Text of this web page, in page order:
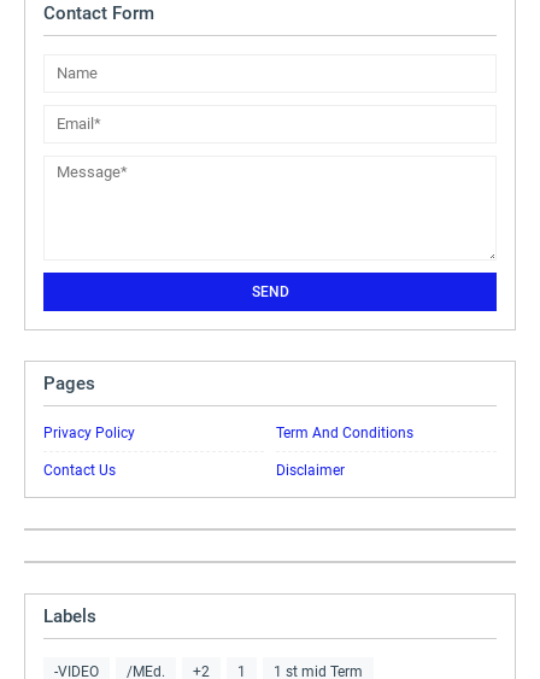
Contact Form
Pages
Privacy Policy Term And Conditions
Contact Us Disclaimer
Labels
-VIDEO /MEd. +2 1 1 st mid Term